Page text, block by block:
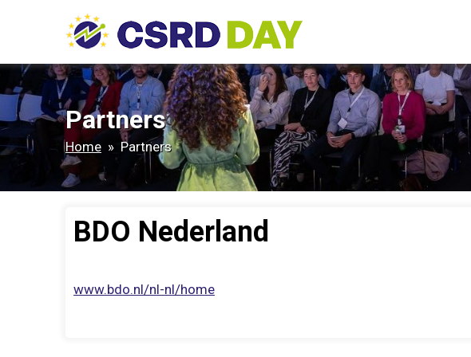
Partners
Home » Partners
BDO Nederland
www.bdo.nl/nl-nl/home